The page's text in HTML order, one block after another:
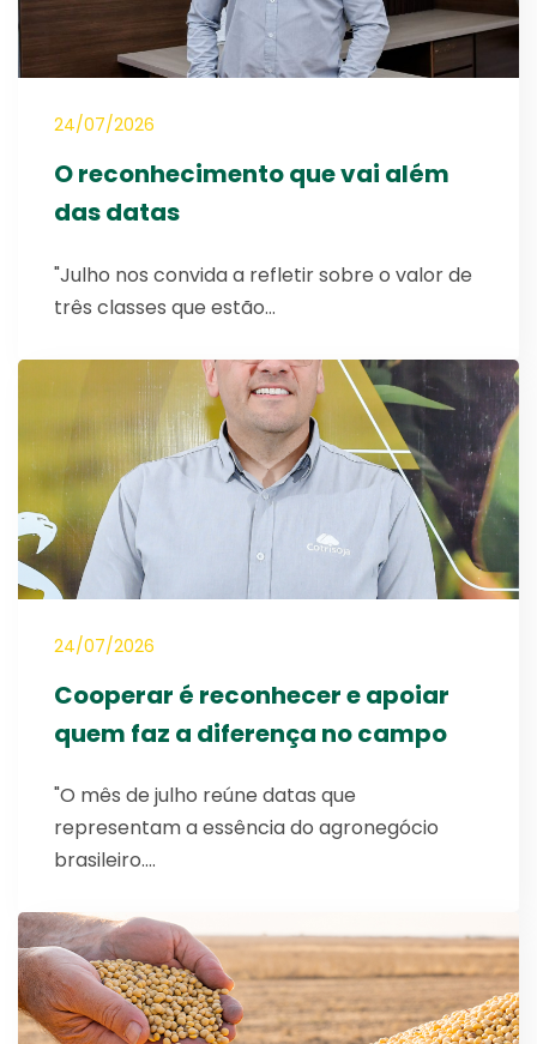
24/07/2026
O reconhecimento que vai além
das datas
"Julho nos convida a refletir sobre o valor de
três classes que estão…
24/07/2026
Cooperar é reconhecer e apoiar
quem faz a diferença no campo
"O mês de julho reúne datas que
representam a essência do agronegócio
brasileiro.…